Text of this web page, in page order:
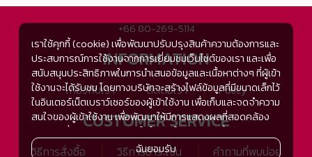
+66 80-269-5114
INFORMATION
เกี่ยวกับเรา ติดต่อเรา Policy
CUSTOMER SERVICE
วิธีการสั่งซื้อ วิธีการชำระเงิน คำถามที่พบบ่อย
เราใช้คุกกี้ (cookie) เพื่อพัฒนาปรับปรุงสินค้าความต้องการและ
ประสบการณ์การใช้งานจากการเยี่ยมชมเว็บไซต์ของเรา และเพื่อ
สนับสนุนประสิทธิภาพในการนำเสนอข้อมูลและเนื้อหาต่างๆ ที่ผู้เข้า
ใช้งานจะได้รับชม โดยทางบริษัทจะสร้างไฟล์ข้อมูลที่มีขนาดเล็กไว้
ในอินเตอร์เน็ตเบราว์เซอร์ของผู้เข้าใช้งาน เพื่อเก็บและจดจำความ
สนใจของผู้เข้าใช้งาน เพื่อพัฒนาให้มีการแสดงผลที่สอดคล้อง
กับความชื่นชอบและความสนใจในการใช้งาน และเพื่อพัฒนา
ประสิทธิภาพในการแสดงผลของข้อมูล รวมถึงเพื่ออำนวยความ
ฉันยอมรับ